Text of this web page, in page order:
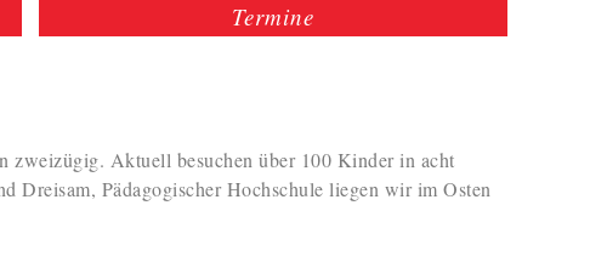
Termine
zweizügig. Aktuell besuchen über 100 Kinder in acht
Dreisam, Pädagogischer Hochschule liegen wir im Osten